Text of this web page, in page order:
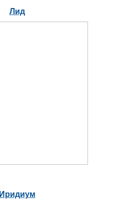
Лид
Иридиум